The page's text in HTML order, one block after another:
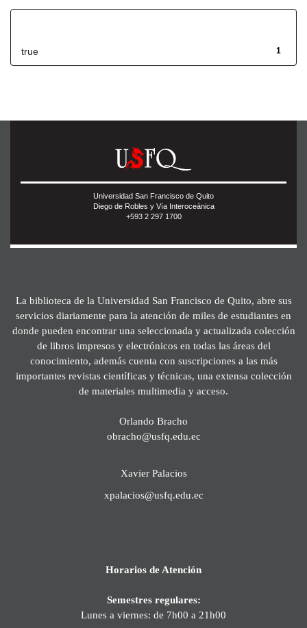
1
true
Universidad San Francisco de Quito
Diego de Robles y Vía Interoceánica
+593 2 297 1700
La biblioteca de la Universidad San Francisco de Quito, abre sus
servicios diariamente para la atención de miles de estudiantes en
donde pueden encontrar una seleccionada y actualizada colección
de libros impresos y electrónicos en todas las áreas del
conocimiento, además cuenta con suscripciones a las más
importantes revistas científicas y técnicas, una extensa colección
de materiales multimedia y acceso.
Orlando Bracho
obracho@usfq.edu.ec
Xavier Palacios
xpalacios@usfq.edu.ec
Horarios de Atención
Semestres regulares:
Lunes a viernes: de 7h00 a 21h00